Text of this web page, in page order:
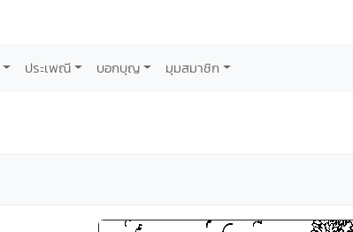
ประเพณี บอกบุญ มุมสมาชิก